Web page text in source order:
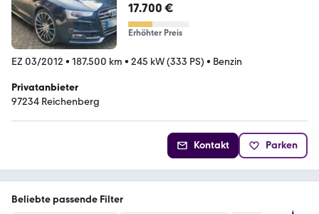
17.700 €
Erhöhter Preis
EZ 03/2012 • 187.500 km • 245 kW (333 PS) • Benzin
Privatanbieter
97234 Reichenberg
Kontakt Parken
Beliebte passende Filter